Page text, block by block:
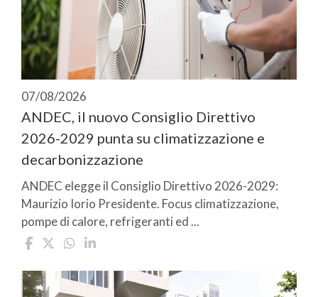
07/08/2026
ANDEC, il nuovo Consiglio Direttivo
2026-2029 punta su climatizzazione e
decarbonizzazione
ANDEC elegge il Consiglio Direttivo 2026-2029:
Maurizio Iorio Presidente. Focus climatizzazione,
pompe di calore, refrigeranti ed ...